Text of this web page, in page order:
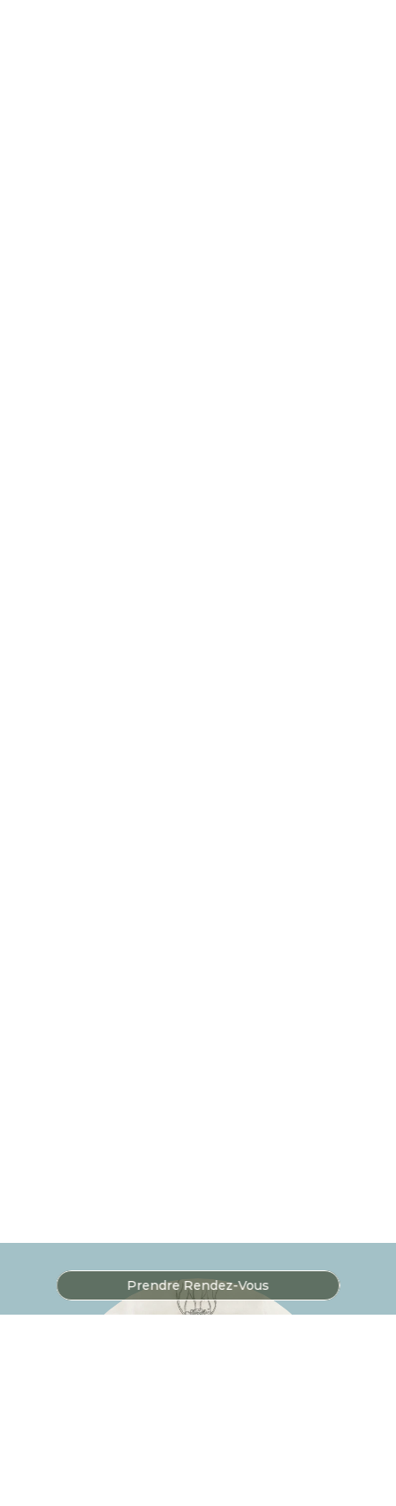
Prendre Rendez-Vous